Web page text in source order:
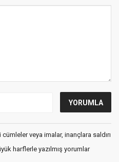
veya imalar, inançlara saldırı
harflerle yazılmış yorumlar